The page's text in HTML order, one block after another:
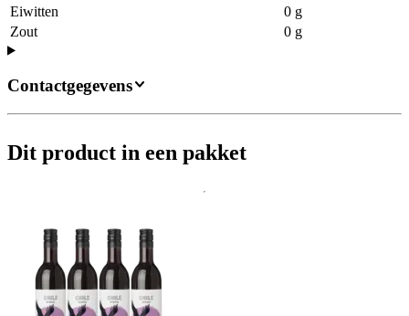
Eiwitten
0 g
Zout
0 g
Contactgegevens
Dit product in een pakket